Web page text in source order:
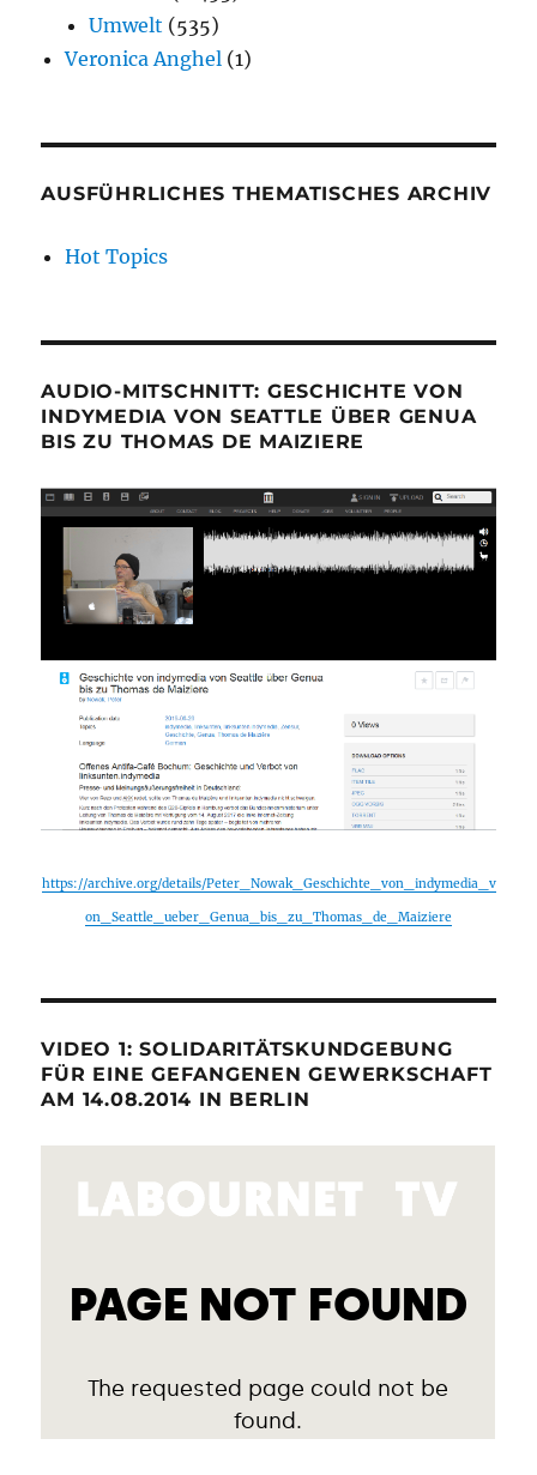
Umwelt (535)
Veronica Anghel (1)
AUSFÜHRLICHES THEMATISCHES ARCHIV
Hot Topics
AUDIO-MITSCHNITT: GESCHICHTE VON
INDYMEDIA VON SEATTLE ÜBER GENUA
BIS ZU THOMAS DE MAIZIERE
https://archive.org/details/Peter_Nowak_Geschichte_von_indymedia_v
on_Seattle_ueber_Genua_bis_zu_Thomas_de_Maiziere
VIDEO 1: SOLIDARITÄTSKUNDGEBUNG
FÜR EINE GEFANGENEN GEWERKSCHAFT
AM 14.08.2014 IN BERLIN